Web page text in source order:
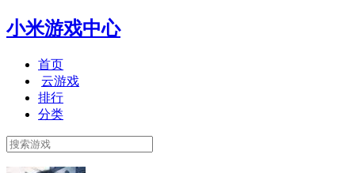
小米游戏中心
首页
云游戏
排行
分类